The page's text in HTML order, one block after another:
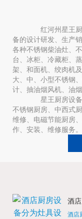
红河州星王厨
备的设计研发、生产
各种不锈钢柴油灶、
台、冰柜、冷藏柜、
架、和面机、绞肉机
大、中、小型不锈钢
计、抽油烟风机、油
星王厨房设备
不锈钢厨房、中西式
维修、电磁节能厨房
作、安装、维修服务。
酒
酒店